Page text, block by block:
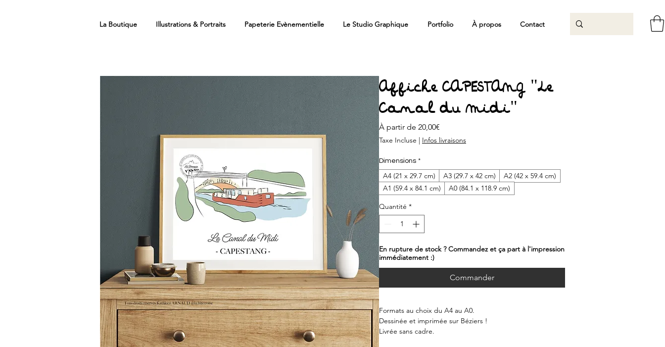
La Boutique Illustrations & Portraits Papeterie Evènementielle Le Studio Graphique Portfolio À propos Contact
Affiche CAPESTANG "Le
Canal du Midi"
À partir de 20,00€
promotionnel
Taxe Incluse | Infos livraisons
Dimensions *
A4 (21 x 29.7 cm) A3 (29.7 x 42 cm)
A2 (42 x 59.4 cm)
A1 (59.4 x 84.1 cm)
A0 (84.1 x 118.9 cm)
Quantité *
En rupture de stock ? Commandez et ça part à l'impression
immédiatement :)
Commander
Formats au choix du A4 au A0.
Dessinée et imprimée sur Béziers !
Livrée sans cadre.